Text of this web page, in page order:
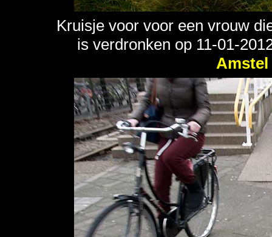
Kruisje voor voor een vrouw
is verdronken op 11-01-